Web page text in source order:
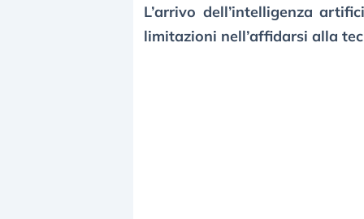
L’arrivo dell’intelligenza
limitazioni nell’affidarsi alla